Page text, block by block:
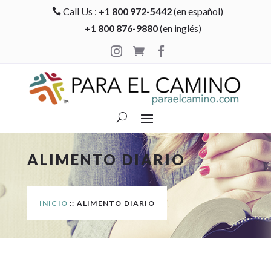
 Call Us : +1 800 972-5442(en español)
+1 800 876-9880(en inglés)

 
ALIMENTO DIARIO
INICIO :: ALIMENTO DIARIO